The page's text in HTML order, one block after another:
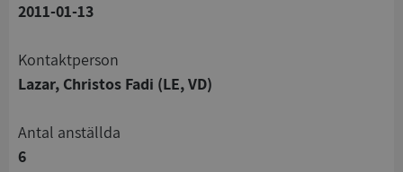
2011-01-13
Kontaktperson
Lazar, Christos Fadi (LE, VD)
Antal anställda
6